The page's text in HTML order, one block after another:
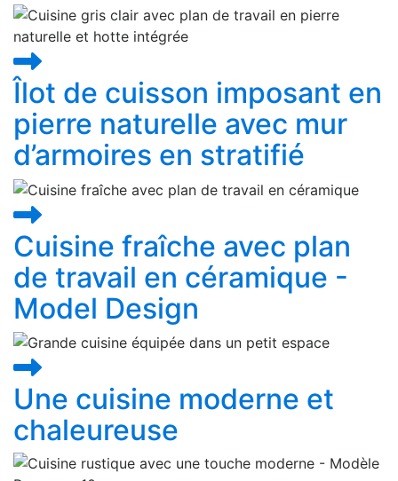
Îlot de cuisson imposant en
pierre naturelle avec mur
d’armoires en stratifié
Cuisine fraîche avec plan
de travail en céramique -
Model Design
Une cuisine moderne et
chaleureuse